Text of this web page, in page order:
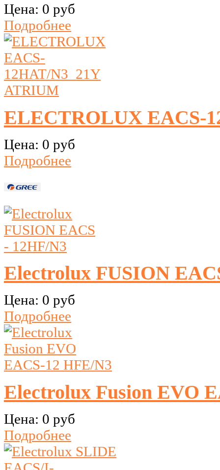
Цена: 0 руб
Подробнее
ELECTROLUX EACS-
Цена: 0 руб
Подробнее
Electrolux FUSION
Цена: 0 руб
Подробнее
Electrolux Fusion EVO
Цена: 0 руб
Подробнее